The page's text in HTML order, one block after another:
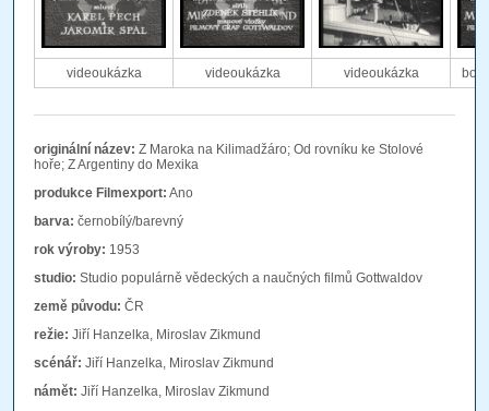
videoukázka videoukázka videoukázka
originální název: Z Maroka na Kilimadžáro; Od rovníku ke Stolové
hoře; Z Argentiny do Mexika
produkce Filmexport: Ano
barva: černobílý/barevný
rok výroby: 1953
studio: Studio populárně vědeckých a naučných filmů Gottwaldov
země původu: ČR
režie: Jiří Hanzelka, Miroslav Zikmund
scénář: Jiří Hanzelka, Miroslav Zikmund
námět: Jiří Hanzelka, Miroslav Zikmund